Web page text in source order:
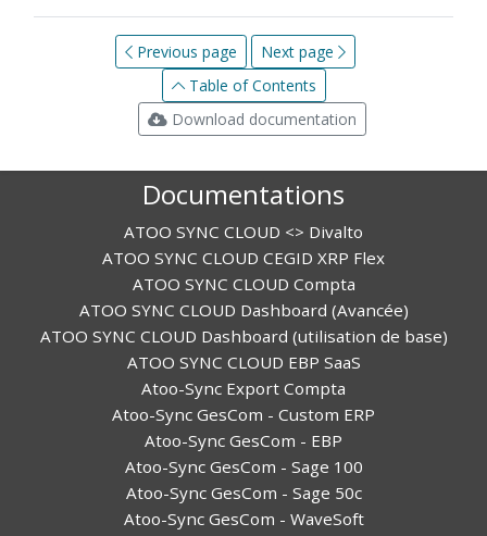
Previous page
Next page
Table of Contents
Download documentation
Documentations
ATOO SYNC CLOUD <> Divalto
ATOO SYNC CLOUD CEGID XRP Flex
ATOO SYNC CLOUD Compta
ATOO SYNC CLOUD Dashboard (Avancée)
ATOO SYNC CLOUD Dashboard (utilisation de base)
ATOO SYNC CLOUD EBP SaaS
Atoo-Sync Export Compta
Atoo-Sync GesCom - Custom ERP
Atoo-Sync GesCom - EBP
Atoo-Sync GesCom - Sage 100
Atoo-Sync GesCom - Sage 50c
Atoo-Sync GesCom - WaveSoft